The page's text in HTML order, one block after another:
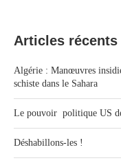
Articles récents
Algérie : Manœuvres
schiste dans le Sahara
Le pouvoir politique US
Déshabillons-les !